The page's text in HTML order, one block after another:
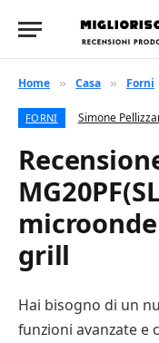
Home » Casa » Forni
FORNI Simone
grill
Hai bisogno di un
funzioni avanzate e